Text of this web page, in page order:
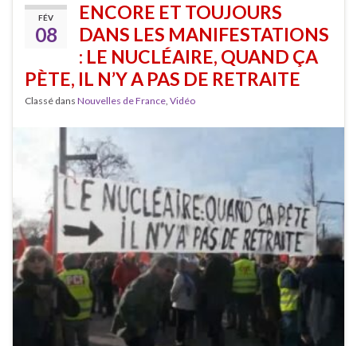
FÉV
08
ENCORE ET TOUJOURS
DANS LES MANIFESTATIONS
: LE NUCLÉAIRE, QUAND ÇA
PÈTE, IL N’Y A PAS DE RETRAITE
Classé dans Nouvelles de France, Vidéo